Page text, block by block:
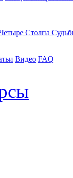
Столпа
Видео FAQ